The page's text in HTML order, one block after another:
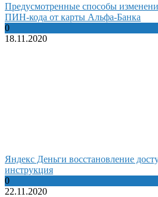
Предусмотренные способы
ПИН-кода от карты Альфа-Банка
0
18.11.2020
Яндекс Деньги восстановление
инструкция
0
22.11.2020